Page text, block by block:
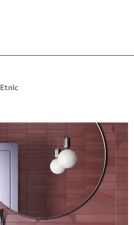
Etnic